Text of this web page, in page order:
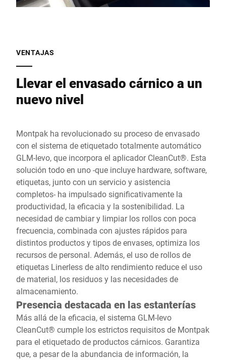
VENTAJAS
Llevar el envasado cárnico a un
nuevo nivel
Montpak ha revolucionado su proceso de envasado
con el sistema de etiquetado totalmente automático
GLM-Ievo, que incorpora el aplicador CleanCut®. Esta
solución todo en uno -que incluye hardware, software,
etiquetas, junto con un servicio y asistencia
completos- ha impulsado significativamente la
productividad, la eficacia y la sostenibilidad. La
necesidad de cambiar y limpiar los rollos con poca
frecuencia, combinada con ajustes rápidos para
distintos productos y tipos de envases, optimiza los
recursos de personal. Además, el uso de rollos de
etiquetas Linerless de alto rendimiento reduce el uso
de material, los residuos y las necesidades de
almacenamiento.
Presencia destacada en las estanterías
Más allá de la eficacia, el sistema GLM-Ievo
CleanCut® cumple los estrictos requisitos de Montpak
para el etiquetado de productos cárnicos. Garantiza
que, a pesar de la abundancia de información, la